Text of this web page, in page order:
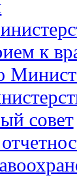
к
совет